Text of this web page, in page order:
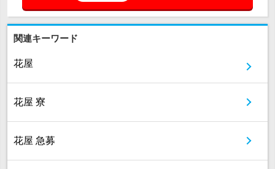
関連キーワード
花屋
花屋 寮
花屋 急募